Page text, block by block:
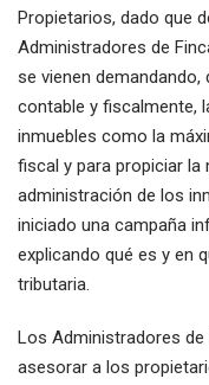
Propietarios, dado que
Administradores de
se vienen demandando,
contable y fiscalmente,
inmuebles como la
fiscal y para propiciar la
administración de los
iniciado una campaña
explicando qué es y en
tributaria.
Los Administradores
asesorar a los